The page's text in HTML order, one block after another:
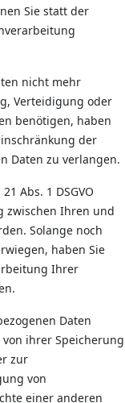
Sie statt der
nicht mehr
Verteidigung oder
benötigen, haben
der
Daten zu verlangen.
Abs. 1 DSGVO
zwischen Ihren und
Solange noch
haben Sie
Ihrer
Daten
ihrer Speicherung
zur
von
einer anderen